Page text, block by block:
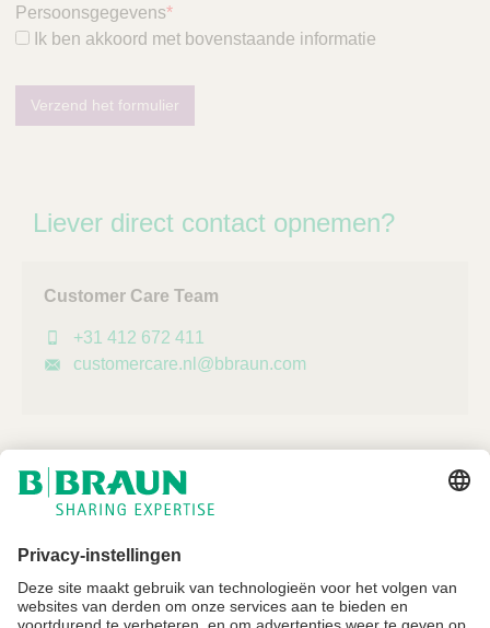
Persoonsgegevens*
Ik ben akkoord met bovenstaande informatie
Verzend het formulier
Liever direct contact opnemen?
Customer Care Team
+31 412 672 411
customercare.nl@bbraun.com
Niet alle producten zijn geregistreerd en goedgekeurd voor verkoop in alle
landen of regio's. De gebruiksindicaties kunnen ook per land en regio
productbeschikbaarheid en informatie. Productafbeeldingen zijn alleen ter